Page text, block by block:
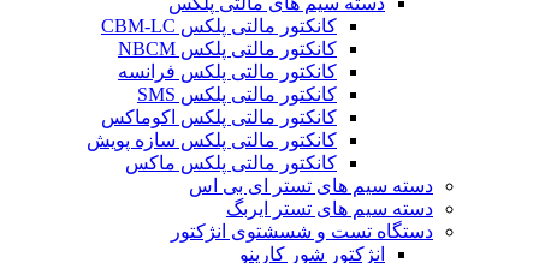
کانکتور مالتی پلکس CBM-LC
کانکتور مالتی پلکس NBCM
کانکتور مالتی پلکس فرانسه
کانکتور مالتی پلکس SMS
کانکتور مالتی پلکس اکوماکس
کانکتور مالتی پلکس سازه پویش
کانکتور مالتی پلکس ماکس
دسته سیم های تستر ای بی اس
دسته سیم های تستر ایربگ
دستگاه تست و شسشتوی انژکتور
انژکتور شور کارینو